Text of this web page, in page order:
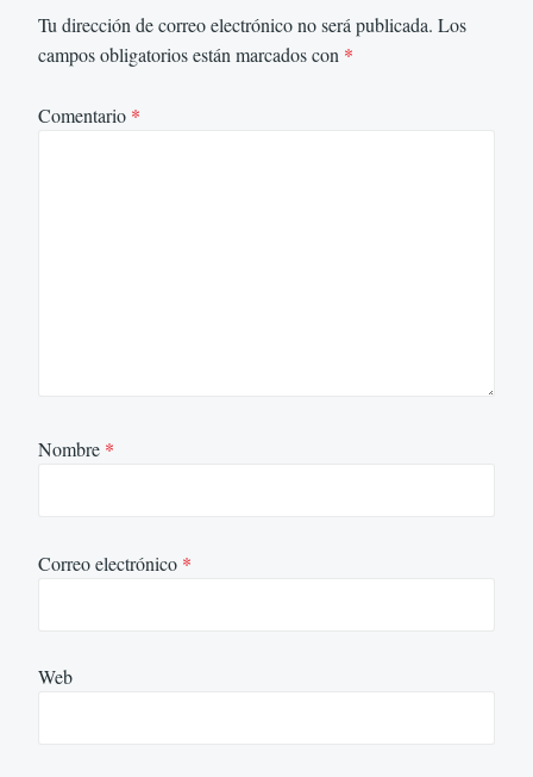
Tu dirección de correo electrónico no será publicada. Los
campos obligatorios están marcados con *
Comentario *
Nombre *
Correo electrónico *
Web